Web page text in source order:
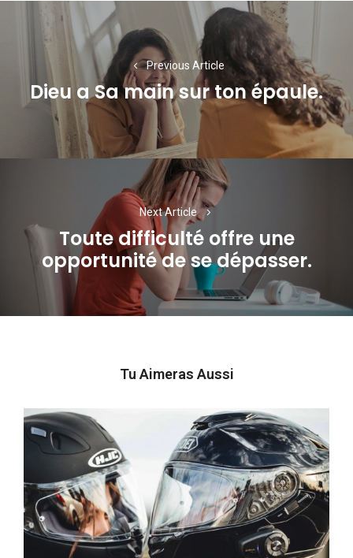
Navigation
l’article
Previous Article
Previous
post:
Dieu a Sa main sur ton épaule.
Next Article
Next
post:
Toute difficulté offre une
opportunité de se dépasser.
Tu Aimeras Aussi